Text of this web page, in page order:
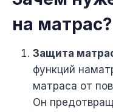
на матрас?
Защита
функций
матраса от
Он